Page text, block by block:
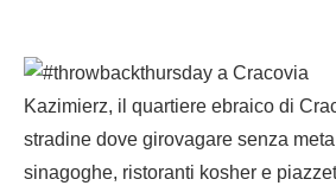
Kazimierz, il quartiere ebraico di
stradine dove girovagare senza
sinagoghe, ristoranti kosher e